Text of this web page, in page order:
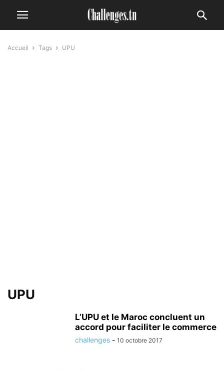
Accueil Tags UPU
UPU
L’UPU et le Maroc concluent un
accord pour faciliter le commerce
challenges - 10 octobre 2017